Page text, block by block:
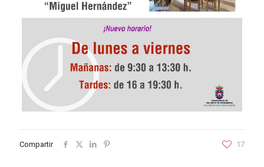
Compartir 17